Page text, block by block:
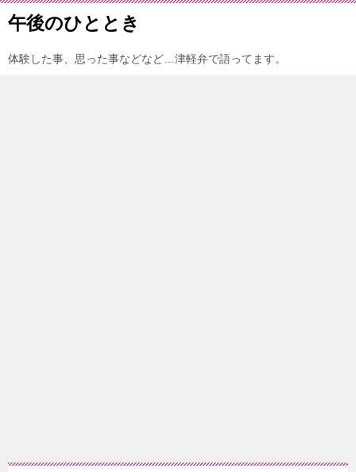
午後のひととき
体験した事、思った事などなど…津軽弁で語ってます。